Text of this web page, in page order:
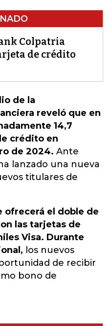
Colpatria
de crédito
de la
reveló que en
14,7
crédito en
de 2024. Ante
lanzado una nueva
titulares de
ofrecerá el doble de
las tarjetas de
Visa. Durante
los nuevos
de recibir
bono de